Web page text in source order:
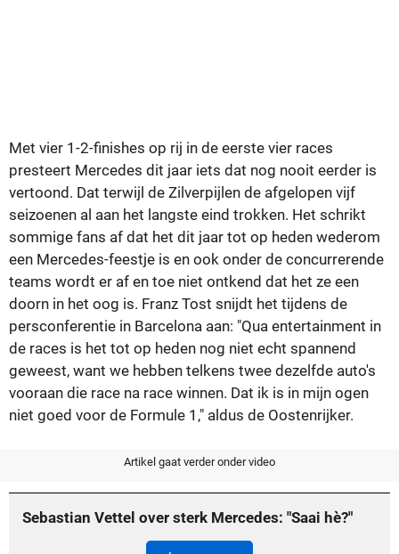
Met vier 1-2-finishes op rij in de eerste vier races
presteert Mercedes dit jaar iets dat nog nooit eerder is
vertoond. Dat terwijl de Zilverpijlen de afgelopen vijf
seizoenen al aan het langste eind trokken. Het schrikt
sommige fans af dat het dit jaar tot op heden wederom
een Mercedes-feestje is en ook onder de concurrerende
teams wordt er af en toe niet ontkend dat het ze een
doorn in het oog is. Franz Tost snijdt het tijdens de
persconferentie in Barcelona aan: "Qua entertainment in
de races is het tot op heden nog niet echt spannend
geweest, want we hebben telkens twee dezelfde auto's
vooraan die race na race winnen. Dat ik is in mijn ogen
niet goed voor de Formule 1," aldus de Oostenrijker.
Artikel gaat verder onder video
Sebastian Vettel over sterk Mercedes: "Saai hè?"